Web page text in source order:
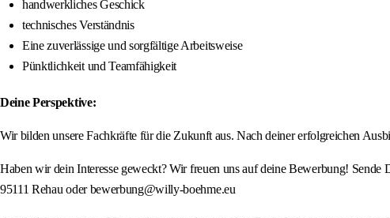
handwerkliches Geschick
technisches Verständnis
Eine zuverlässige und sorgfältige Arbeitsweise
Pünktlichkeit und Teamfähigkeit
Deine Perspektive:
Wir bilden unsere Fachkräfte für die Zukunft aus. Nach deiner erfolgreichen
Haben wir dein Interesse geweckt? Wir freuen uns auf deine Bewerbung!
95111 Rehau oder bewerbung@willy-boehme.eu